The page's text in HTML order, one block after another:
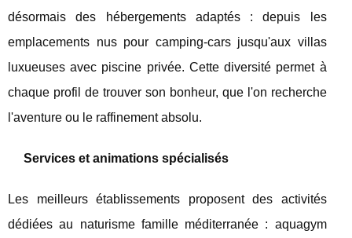
désormais des hébergements adaptés : depuis les
emplacements nus pour camping-cars jusqu'aux villas
luxueuses avec piscine privée. Cette diversité permet à
chaque profil de trouver son bonheur, que l'on recherche
l'aventure ou le raffinement absolu.
Services et animations spécialisés
Les meilleurs établissements proposent des activités
dédiées au naturisme famille méditerranée : aquagym